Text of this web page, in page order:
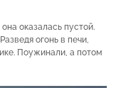
оказалась пустой.
огонь в печи,
Поужинали, а потом